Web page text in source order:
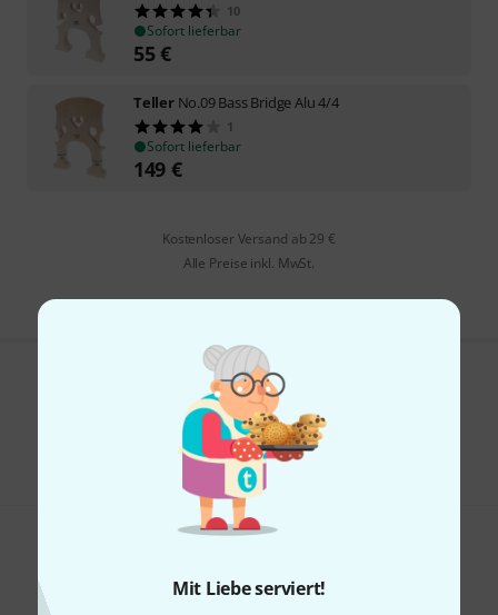
Mit Liebe serviert!
10
Sofort lieferbar
55€
Teller No.09 Bass Bridge Alu 4/4
1
Sofort lieferbar
149 €
Kostenloser Versand ab 29 €
Alle Preise inkl. MwSt.
Gefällt Ihnen, was Sie sehen?
Teilen Hilfe & Feedback